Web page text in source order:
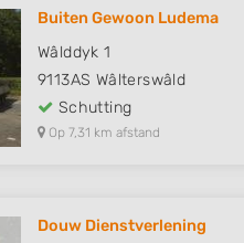
Buiten Gewoon Ludema
Wâlddyk 1
9113AS Wâlterswâld
Schutting
Op 7,31 km afstand
Douw Dienstverlening